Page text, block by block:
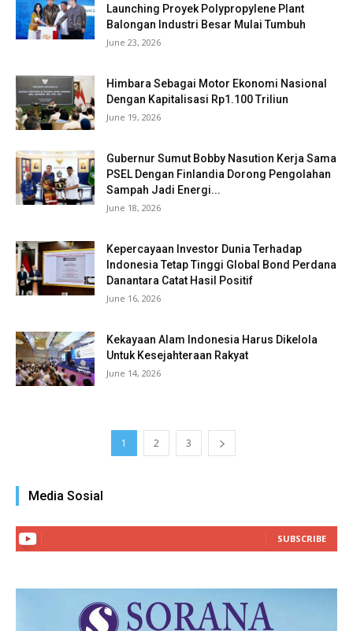
Launching Proyek Polypropylene Plant
Balongan Industri Besar Mulai Tumbuh
June 23, 2026
Himbara Sebagai Motor Ekonomi Nasional
Dengan Kapitalisasi Rp1.100 Triliun
June 19, 2026
Gubernur Sumut Bobby Nasution Kerja Sama
PSEL Dengan Finlandia Dorong Pengolahan
Sampah Jadi Energi...
June 18, 2026
Kepercayaan Investor Dunia Terhadap
Indonesia Tetap Tinggi Global Bond Perdana
Danantara Catat Hasil Positif
June 16, 2026
Kekayaan Alam Indonesia Harus Dikelola
Untuk Kesejahteraan Rakyat
June 14, 2026
1 2 3
Media Sosial
SUBSCRIBE